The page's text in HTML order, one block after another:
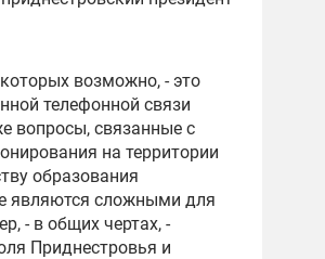
возможно, - это
телефонной связи
вопросы, связанные с
на территории
образования
являются сложными для
- в общих чертах, -
Приднестровья и